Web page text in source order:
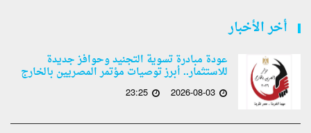
أخر الأخبار
عودة مبادرة تسوية التجنيد وحوافز جديدة
للاستثمار.. أبرز توصيات مؤتمر المصريين بالخارج
2026-08-03
23:25